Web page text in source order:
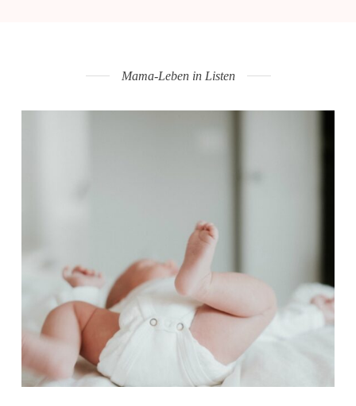
Mama-Leben in Listen